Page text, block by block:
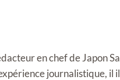
en chef de Japon
journalistique, il